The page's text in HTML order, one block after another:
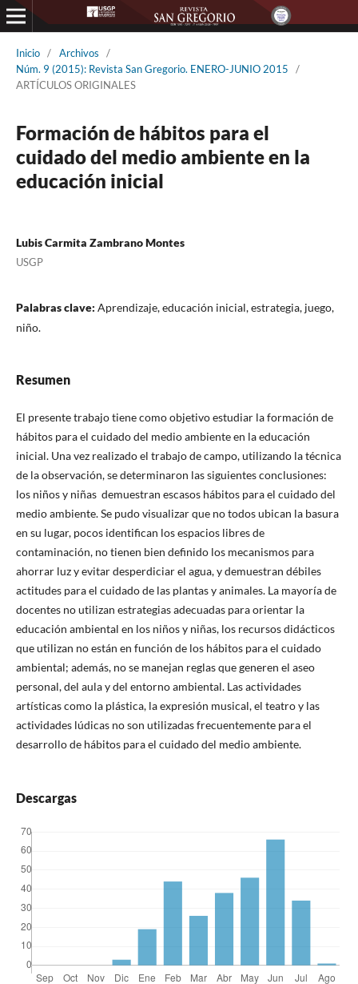
Inicio / Archivos
/
Núm. 9 (2015): Revista San Gregorio. ENERO-JUNIO 2015
/
ARTÍCULOS ORIGINALES
Formación de hábitos para el
cuidado del medio ambiente en la
educación inicial
Lubis Carmita Zambrano Montes
USGP
Palabras clave: Aprendizaje, educación inicial, estrategia, juego,
niño.
Resumen
El presente trabajo tiene como objetivo estudiar la formación de
hábitos para el cuidado del medio ambiente en la educación
inicial. Una vez realizado el trabajo de campo, utilizando la técnica
de la observación, se determinaron las siguientes conclusiones:
los niños y niñas demuestran escasos hábitos para el cuidado del
medio ambiente. Se pudo visualizar que no todos ubican la basura
en su lugar, pocos identifican los espacios libres de
contaminación, no tienen bien definido los mecanismos para
ahorrar luz y evitar desperdiciar el agua, y demuestran débiles
actitudes para el cuidado de las plantas y animales. La mayoría de
docentes no utilizan estrategias adecuadas para orientar la
educación ambiental en los niños y niñas, los recursos didácticos
que utilizan no están en función de los hábitos para el cuidado
ambiental; además, no se manejan reglas que generen el aseo
personal, del aula y del entorno ambiental. Las actividades
artísticas como la plástica, la expresión musical, el teatro y las
actividades lúdicas no son utilizadas frecuentemente para el
desarrollo de hábitos para el cuidado del medio ambiente.
Descargas